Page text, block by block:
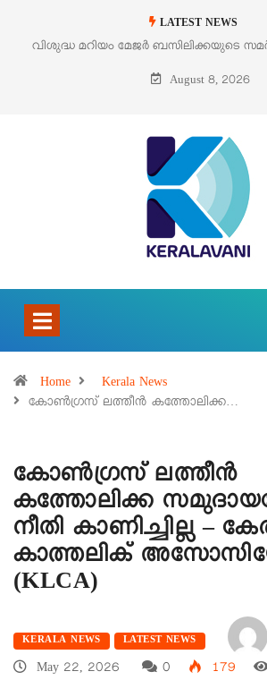
LATEST NEWS
തിരുനാൾ
‘പെറ്റൽസ്’ ലൈഫ്
August 8, 2026
Home
Kerala News
കോൺഗ്രസ് ലത്തീൻ കത്തോലിക്ക…
കോൺഗ്രസ് ലത്തീൻ
കത്തോലിക്ക
നീതി കാണിച്ചില്ല –
കാത്തലിക്
(KLCA)
KERALA NEWS LATEST NEWS
May 22, 2026
0 179